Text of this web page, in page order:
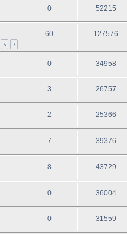
0 52215
6 7
60 127576
0 34958
3 26757
2 25366
7 39376
8 43729
0 36004
0 31559